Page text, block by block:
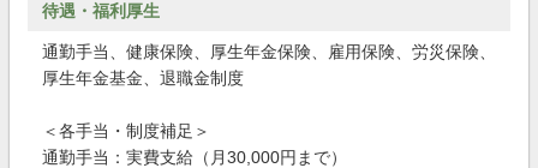
待遇・福利厚生
通勤手当、健康保険、厚生年金保険、雇用保険、労災保険、
厚生年金基金、退職金制度
＜各手当・制度補足＞
通勤手当：実費支給（月30,000円まで）